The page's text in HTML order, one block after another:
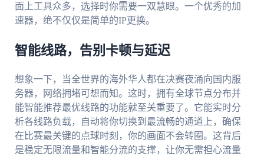
面上工具众多，选择时你需要一双慧眼。一个优秀的加
速器，绝不仅仅是简单的IP更换。
智能线路，告别卡顿与延迟
想象一下，当全世界的海外华人都在决赛夜涌向国内服
务器，网络拥堵可想而知。这时，拥有全球节点分布并
能智能推荐最优线路的功能就至关重要了。它能实时分
析各线路负载，自动将你切换到最流畅的通道上，确保
在比赛最关键的点球时刻，你的画面不会转圈。这背后
是稳定无限流量和智能分流的支撑，让你无需担心流量